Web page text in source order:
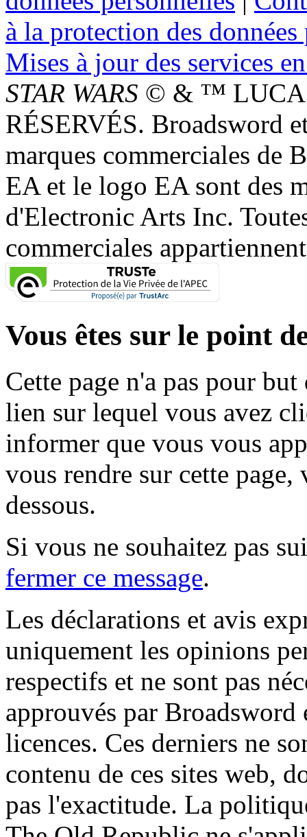
à la protection des
Mises à jour des services
STAR WARS © & ™
RÉSERVÉS. Broadsword
marques commerciales de
EA et le logo EA sont des
d'Electronic Arts Inc.
commerciales
Vous êtes sur le point
Cette page n'a pas pour
lien sur lequel vous avez
informer que vous vous
vous rendre sur cette
dessous.
Si vous ne souhaitez pas
fermer ce message.
Les déclarations et avis
uniquement les opinions
respectifs et ne sont pas
approuvés par
licences. Ces derniers ne
contenu de ces sites web,
pas l'exactitude. La